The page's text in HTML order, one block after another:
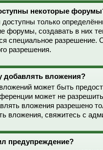
некоторые
только
форумы, создавать в них
специальное
разрешения.
добавлять вложения?
может быть
может не
вложения разрешено
вложения, свяжитесь с
предупреждение?